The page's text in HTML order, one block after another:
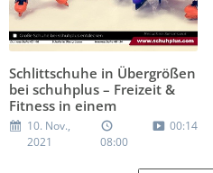
Schlittschuhe in Übergrößen
bei schuhplus – Freizeit &
Fitness in einem
10. Nov.,
2021
08:00
00:14